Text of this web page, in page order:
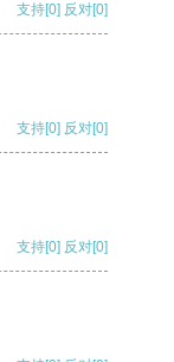
支持[0] 反对[0]
支持[0] 反对[0]
支持[0] 反对[0]